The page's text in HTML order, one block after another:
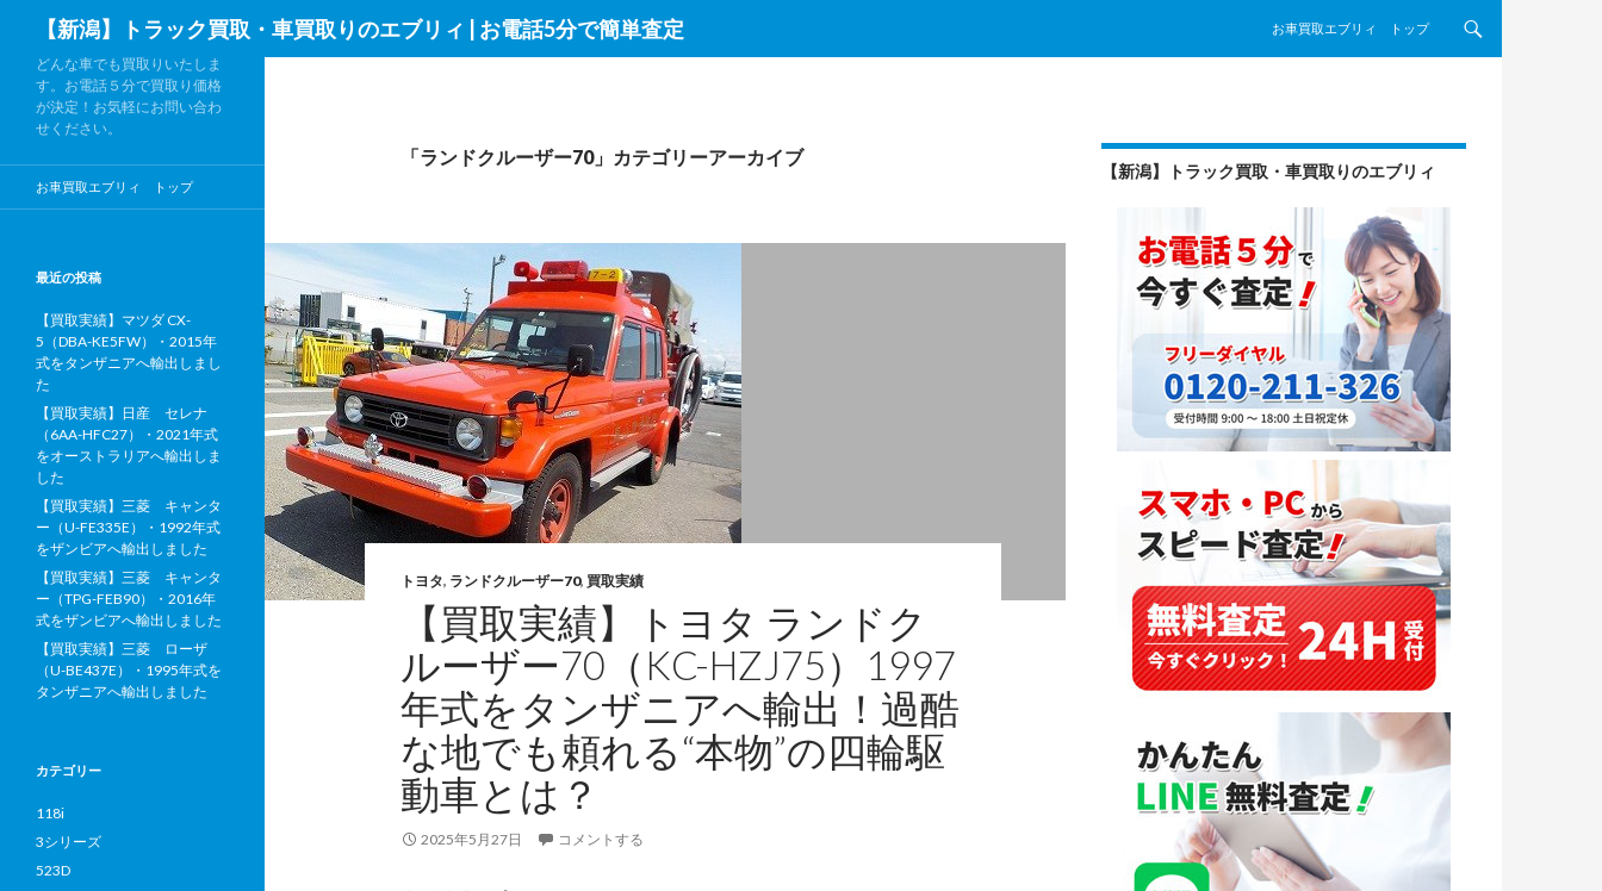
【新潟】トラック買取・車買取りのエブリィ | お電話5分で簡単査定
お車買取エブリィ トップ
「ランドクルーザー70」カテゴリーアーカイブ
トヨタ, ランドクルーザー70, 買取実績
【買取実績】トヨタ ランドク
ルーザー70（KC-HZJ75）1997
年式をタンザニアへ輸出！過酷
な地でも頼れる“本物”の四輪駆
動車とは？
2025年5月27日 コメントする
【新潟】トラック買取・車買取りのエブリィ
どんな車でも買取りいたしま
す。お電話５分で買取り価格
が決定！お気軽にお問い合わ
せください。
お車買取エブリィ トップ
最近の投稿
【買取実績】マツダ CX-
5（DBA-KE5FW）・2015年
式をタンザニアへ輸出しまし
た
【買取実績】日産 セレナ
（6AA-HFC27）・2021年式
をオーストラリアへ輸出しま
した
【買取実績】三菱 キャンタ
ー（U-FE335E）・1992年式
をザンビアへ輸出しました
【買取実績】三菱 キャンタ
ー（TPG-FEB90）・2016年
式をザンビアへ輸出しました
【買取実績】三菱 ローザ
（U-BE437E）・1995年式を
タンザニアへ輸出しました
カテゴリー
118i
3シリーズ
523D